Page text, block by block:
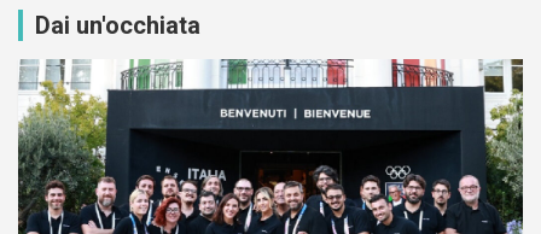
Dai un'occhiata